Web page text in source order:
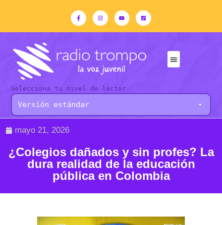
Selecciona tu nivel de lector
mayo 21, 2026
¿Colegios dañados y sin profes? La
dura realidad de la educación
pública en Colombia